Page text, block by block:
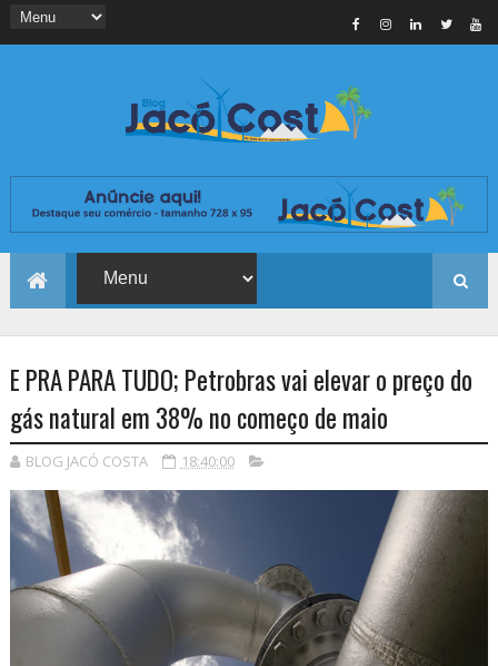
E PRA PARA TUDO; Petrobras vai elevar o preço do
gás natural em 38% no começo de maio
BLOG JACÓ COSTA 18:40:00